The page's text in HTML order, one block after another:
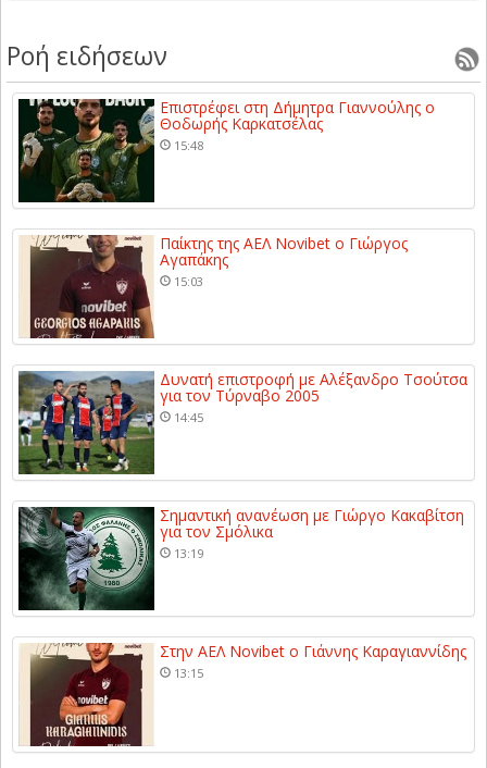
Ροή ειδήσεων
Επιστρέφει στη Δήμητρα Γιαννούλης ο
Θοδωρής Καρκατσέλας
15:48
Παίκτης της ΑΕΛ Novibet ο Γιώργος
Αγαπάκης
15:03
Δυνατή επιστροφή με Αλέξανδρο Τσούτσα
για τον Τύρναβο 2005
14:45
Σημαντική ανανέωση με Γιώργο Κακαβίτση
για τον Σμόλικα
13:19
Στην ΑΕΛ Novibet ο Γιάννης Καραγιαννίδης
13:15